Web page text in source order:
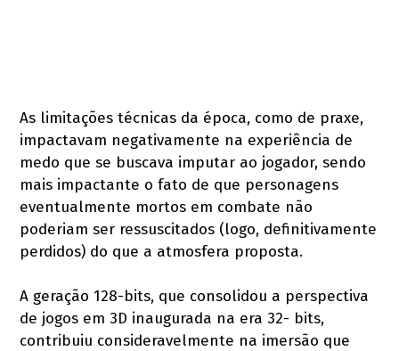
As limitações técnicas da época, como de praxe,
impactavam negativamente na experiência de
medo que se buscava imputar ao jogador, sendo
mais impactante o fato de que personagens
eventualmente mortos em combate não
poderiam ser ressuscitados (logo, definitivamente
perdidos) do que a atmosfera proposta.
A geração 128-bits, que consolidou a perspectiva
de jogos em 3D inaugurada na era 32- bits,
contribuiu consideravelmente na imersão que